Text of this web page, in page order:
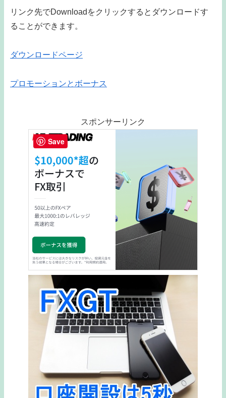
リンク先でDownloadをクリックするとダウンロードす
ることができます。
ダウンロードページ
プロモーションとボーナス
スポンサーリンク
Save